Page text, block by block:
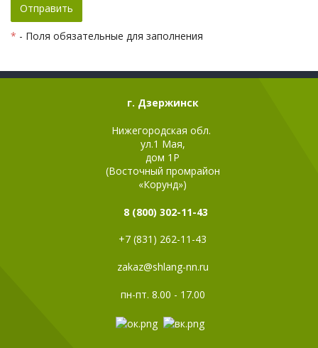
* - Поля обязательные для заполнения
г. Дзержинск
Нижегородская обл.
ул.1 Мая,
дом 1Р
(Восточный промрайон
«Корунд»)
8 (800) 302-11-43
+7 (831) 262-11-43
zakaz@shlang-nn.ru
пн-пт. 8.00 - 17.00